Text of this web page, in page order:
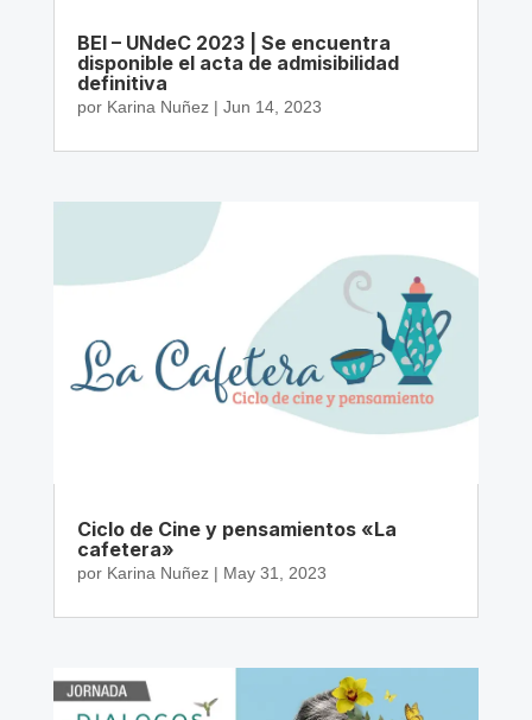
BEI – UNdeC 2023 | Se encuentra
disponible el acta de admisibilidad
definitiva
por Karina Nuñez| Jun 14, 2023
Ciclo de Cine y pensamientos «La
cafetera»
por Karina Nuñez| May 31, 2023